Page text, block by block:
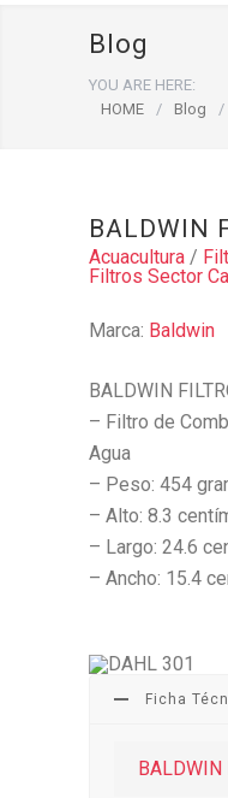
Blog
YOU ARE HERE:
HOME
/ Blog /
BALDWIN
Acuacultura /
Filtros Sector
Marca: Baldwin
BALDWIN
– Filtro de
Agua
– Peso: 454
– Alto: 8.3
– Largo: 24.6
– Ancho: 15.4
Ficha
BALDWIN